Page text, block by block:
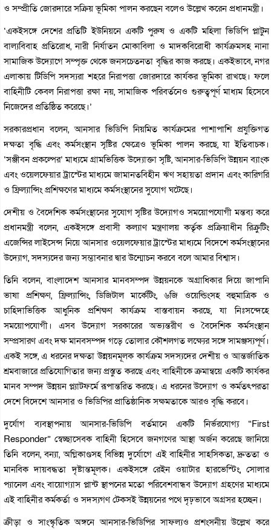
ও সম্প্রীতি জোরদারে সক্রিয় ভূমিকা পালন করছেন বলেও উল্লেখ করেন প্রধানমন্ত্রী।
‘একইসঙ্গে দেশের প্রতিটি ইউনিয়নে একটি পুরুষ ও একটি মহিলা ভিডিপি প্লাটুন
বাল্যবিবাহ প্রতিরোধ, নারী নির্যাতন মোকাবিলা ও মাদকবিরোধী কার্যক্রমসহ নানা
সামাজিক উদ্যোগে সম্পৃক্ত থেকে জনসচেতনতা বৃদ্ধির কাজ করছে। একইভাবে, নগর
এলাকায় টিডিপি সদস্যরা শহরে নিরাপত্তা জোরদারে কার্যকর ভূমিকা রাখছে। ফলে
বাহিনীটি কেবল নিরাপত্তা রক্ষা নয়, সামাজিক পরিবর্তনেও গুরুত্বপূর্ণ মাধ্যম হিসেবে
নিজেদের প্রতিষ্ঠিত করেছে।’
সরকারপ্রধান বলেন, আনসার ভিডিপি নিয়মিত কার্যক্রমের পাশাপাশি প্রযুক্তিগত
দক্ষতা বৃদ্ধি এবং কর্মসংস্থান সৃষ্টির ক্ষেত্রেও ভূমিকা পালন করছে, যা ইতিবাচক।
‘সঞ্জীবন প্রকল্পের’ মাধ্যমে গ্রামভিত্তিক উদ্যোক্তা সৃষ্টি, আনসার-ভিডিপি উন্নয়ন ব্যাংক
এবং ওয়েলফেয়ার ট্রাস্টের মাধ্যমে জামানতবিহীন ঋণ সহায়তা প্রদান এবং কারিগরি
ও ফ্রিল্যান্সিং প্রশিক্ষণের মাধ্যমে কর্মসংস্থানের সুযোগ ঘটেছে।
দেশীয় ও বৈদেশিক কর্মসংস্থানের সুযোগ সৃষ্টির উদ্যোগও সময়োপযোগী মন্তব্য করে
প্রধানমন্ত্রী বলেন, একইসঙ্গে প্রবাসী কল্যাণ মন্ত্রণালয় কর্তৃক প্রক্রিয়াধীন রিক্রুটিং
এজেন্সির লাইসেন্স নিয়ে আনসার ওয়েলফেয়ার ট্রাস্টের মাধ্যমে বিদেশে কর্মসংস্থানের
উদ্যোগ, সদস্যদের জন্য সম্ভাবনার দ্বার উন্মোচন করবে বলে আমার বিশ্বাস।
তিনি বলেন, বাংলাদেশ আনসার মানবসম্পদ উন্নয়নকে অগ্রাধিকার দিয়ে জাপানি
ভাষা প্রশিক্ষণ, ফ্রিল্যান্সিং, ডিজিটাল মার্কেটিং, ৬জি ওয়েল্ডিংসহ বহুমাত্রিক ও
চাহিদাভিত্তিক আধুনিক প্রশিক্ষণ কার্যক্রম বাস্তবায়ন করছে, যা নিঃসন্দেহে
সময়োপযোগী। এসব উদ্যোগ সরকারের অভ্যন্তরীণ ও বৈদেশিক কর্মসংস্থান
সম্প্রসারণ এবং দক্ষ মানবসম্পদ গড়ে তোলার কৌশলগত লক্ষ্যের সঙ্গে সামঞ্জস্যপূর্ণ।
একই সঙ্গে, এ ধরনের দক্ষতা উন্নয়নমূলক কার্যক্রম সদস্যদের দেশীয় ও আন্তর্জাতিক
শ্রমবাজারে প্রতিযোগিতার জন্য প্রস্তুত করছে এবং বাহিনীকে ক্রমান্বয়ে একটি কার্যকর
মানব সম্পদ উন্নয়ন প্ল্যাটফর্মে রূপান্তরিত করছে। এ ধরনের উদ্যোগ ও কর্মতৎপরতা
দেশে বিদেশে আনসার ও ভিডিপির প্রাতিষ্ঠানিক সক্ষমতাকে আরও বৃদ্ধি করবে।
দুর্যোগ ব্যবস্থাপনায় আনসার-ভিডিপি বর্তমানে একটি নির্ভরযোগ্য “First
Responder” স্বেচ্ছাসেবক বাহিনী হিসেবে জনগণের আস্থা অর্জন করেছে জানিয়ে
তিনি বলেন, বন্যা, অগ্নিকাণ্ডসহ বিভিন্ন দুর্যোগে এই বাহিনীর সাহসিকতা, দ্রুততা ও
মানবিক দায়বদ্ধতা দৃষ্টান্তমূলক। একইসঙ্গে রেইন ওয়াটার হারভেস্টিং, সোলার
প্যানেল এবং বায়োগ্যাস প্লান্ট স্থাপনের মতো পরিবেশবান্ধব উদ্যোগ গ্রহণের মাধ্যমে
এই বাহিনীর কর্মকর্তা ও সদস্যগণ টেকসই উন্নয়নের পথে দৃঢ়ভাবে অগ্রসর হচ্ছেন।
ক্রীড়া ও সাংস্কৃতিক অঙ্গনে আনসার-ভিডিপির সাফল্যও প্রশংসনীয় উল্লেখ করে